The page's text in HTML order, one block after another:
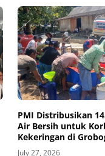
PMI Distribusikan
Air Bersih untuk
Kekeringan di
July 27, 2026